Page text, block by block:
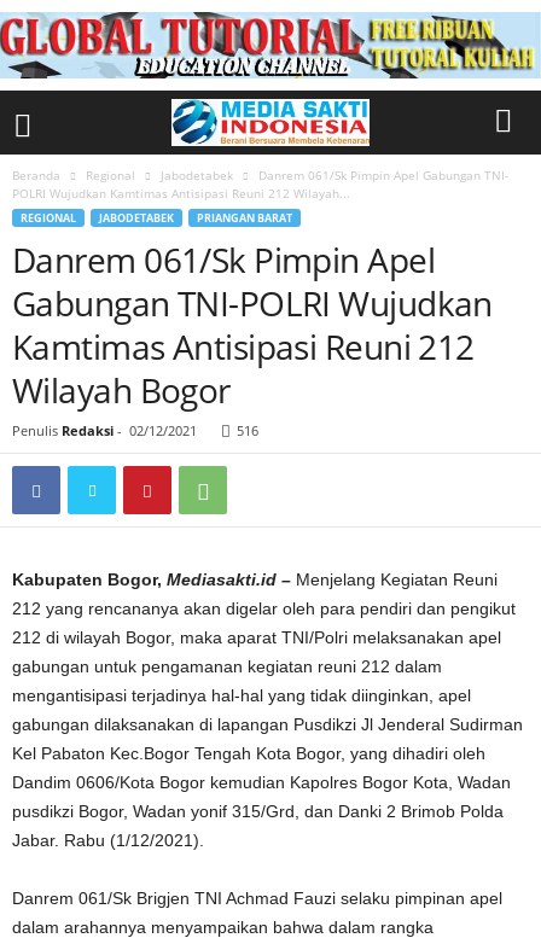
Beranda Regional Jabodetabek
Danrem 061/Sk Pimpin Apel Gabungan TNI-
POLRI Wujudkan Kamtimas Antisipasi Reuni 212 Wilayah...
REGIONAL JABODETABEK PRIANGAN BARAT
Danrem 061/Sk Pimpin Apel
Gabungan TNI-POLRI Wujudkan
Kamtimas Antisipasi Reuni 212
Wilayah Bogor
Penulis Redaksi - 02/12/2021 516
Kabupaten Bogor, Mediasakti.id – Menjelang Kegiatan Reuni
212 yang rencananya akan digelar oleh para pendiri dan pengikut
212 di wilayah Bogor, maka aparat TNI/Polri melaksanakan apel
gabungan untuk pengamanan kegiatan reuni 212 dalam
mengantisipasi terjadinya hal-hal yang tidak diinginkan, apel
gabungan dilaksanakan di lapangan Pusdikzi Jl Jenderal Sudirman
Kel Pabaton Kec.Bogor Tengah Kota Bogor, yang dihadiri oleh
Dandim 0606/Kota Bogor kemudian Kapolres Bogor Kota, Wadan
pusdikzi Bogor, Wadan yonif 315/Grd, dan Danki 2 Brimob Polda
Jabar. Rabu (1/12/2021).
Danrem 061/Sk Brigjen TNI Achmad Fauzi selaku pimpinan apel
dalam arahannya menyampaikan bahwa dalam rangka